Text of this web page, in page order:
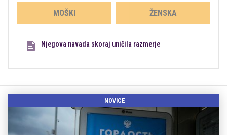
MOŠKI ŽENSKA
Njegova navada skoraj uničila razmerje
NOVICE